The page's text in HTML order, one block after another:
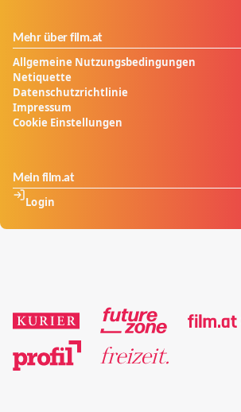
Mehr über film.at
Allgemeine Nutzungsbedingungen
Netiquette
Datenschutzrichtlinie
Impressum
Cookie Einstellungen
Mein film.at
Login